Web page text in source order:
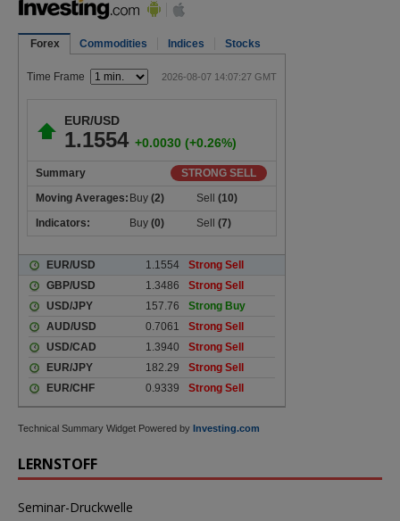
Technical Summary Widget Powered by Investing.com
LERNSTOFF
Seminar-Druckwelle